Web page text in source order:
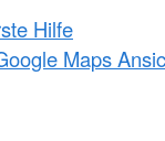
Hilfe
Maps